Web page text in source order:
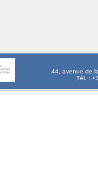
44, avenue de
Tél. :